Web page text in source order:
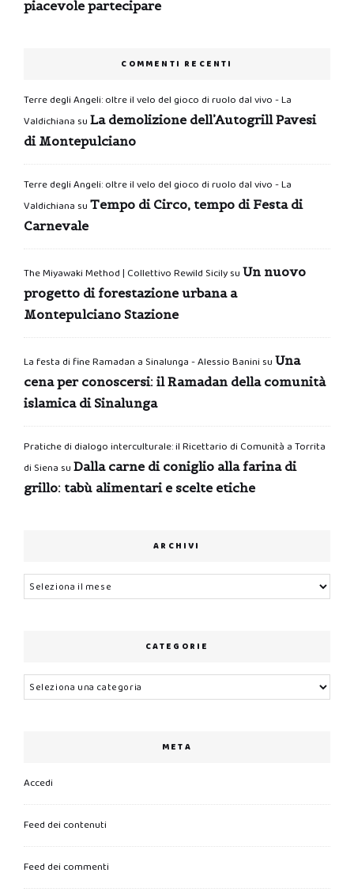
piacevole partecipare
COMMENTI RECENTI
Terre degli Angeli: oltre il velo del gioco di ruolo dal vivo - La
Valdichiana su La demolizione dell’Autogrill Pavesi
di Montepulciano
Terre degli Angeli: oltre il velo del gioco di ruolo dal vivo - La
Valdichiana su Tempo di Circo, tempo di Festa di
Carnevale
The Miyawaki Method | Collettivo Rewild Sicilysu Un nuovo
progetto di forestazione urbana a
Montepulciano Stazione
La festa di fine Ramadan a Sinalunga - Alessio Banini su Una
cena per conoscersi: il Ramadan della comunità
islamica di Sinalunga
Pratiche di dialogo interculturale: il Ricettario di Comunità a Torrita
di Siena su Dalla carne di coniglio alla farina di
grillo: tabù alimentari e scelte etiche
ARCHIVI
Archivi
CATEGORIE
Categorie
META
Accedi
Feed dei contenuti
Feed dei commenti